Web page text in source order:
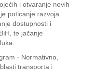
i otvaranje novih
poticanje razvoja
dostupnosti i
te jačanje
- Normativno,
transporta i